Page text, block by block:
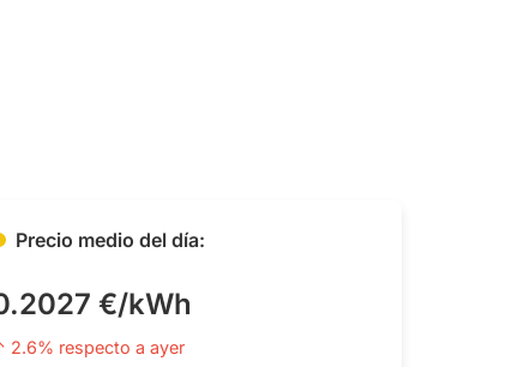
Precio medio del día:
€/kWh
2.6% respecto a ayer